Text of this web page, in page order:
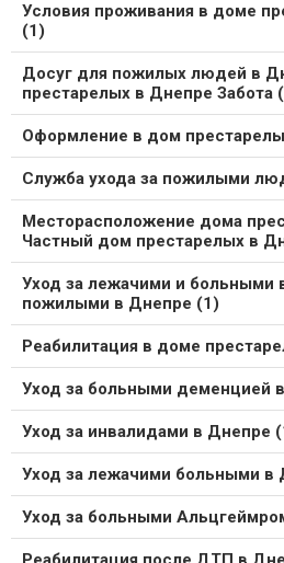
Условия проживания в доме
(1)
Досуг для пожилых людей в
престарелых в Днепре Забота
Оформление в дом
Служба ухода за пожилыми
Месторасположение дома
Частный дом престарелых в
Уход за лежачими и больными
пожилыми в Днепре (1)
Реабилитация в доме
Уход за больными деменцией
Уход за инвалидами в Днепре
Уход за лежачими больными в
Уход за больными